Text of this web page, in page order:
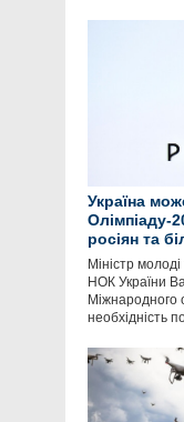
Україна
Олімпіаду-
росіян та
Міністр
НОК України
Міжнародного
необхідність